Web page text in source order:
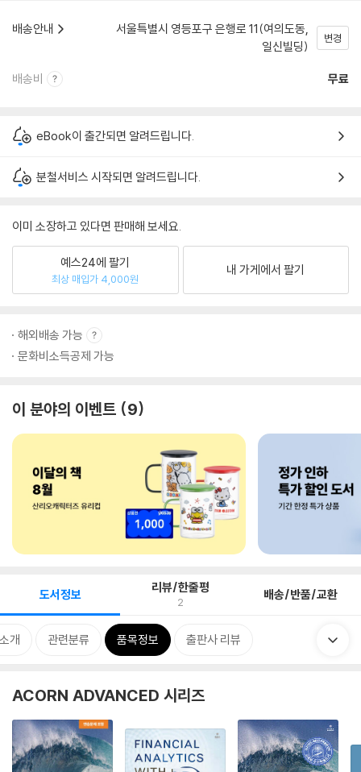
배송안내
서울특별시 영등포구 은행로 11(여의도동,
일신빌딩)
변경
배송비 무료
eBook이 출간되면 알려드립니다.
분철서비스 시작되면 알려드립니다.
이미 소장하고 있다면 판매해 보세요.
예스24에 팔기
최상 매입가 4,000원
내 가게에서 팔기
해외배송 가능
문화비소득공제 가능
이 분야의 이벤트 9
도서정보 리뷰/한줄평
2 배송/반품/교환
개 관련분류 품목정보 출판사 리뷰
ACORN ADVANCED 시리즈